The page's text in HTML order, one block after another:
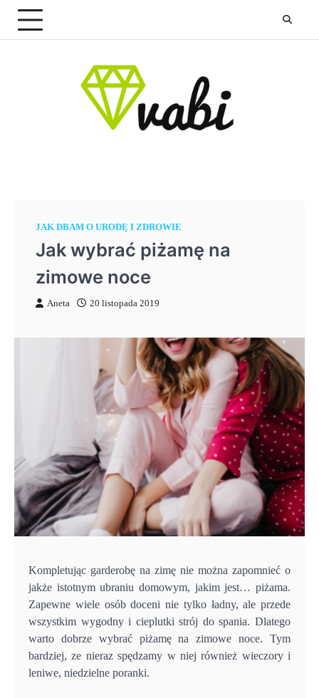
Skip
content
JAK DBAM O URODĘ I ZDROWIE
Jak wybrać piżamę na
zimowe noce
Aneta 20 listopada 2019
Kompletując garderobę na zimę nie można zapomnieć o
jakże istotnym ubraniu domowym, jakim jest… piżama.
Zapewne wiele osób doceni nie tylko ładny, ale przede
wszystkim wygodny i cieplutki strój do spania. Dlatego
warto dobrze wybrać piżamę na zimowe noce. Tym
bardziej, ze nieraz spędzamy w niej również wieczory i
leniwe, niedzielne poranki.